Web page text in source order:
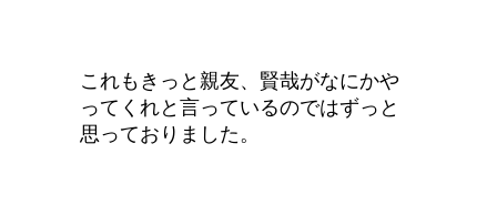
これもきっと親友、賢哉がなにかや
ってくれと言っているのではずっと
思っておりました。